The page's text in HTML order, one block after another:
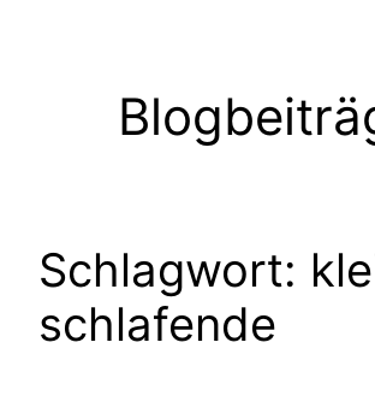
Schlagwort:
schlafende